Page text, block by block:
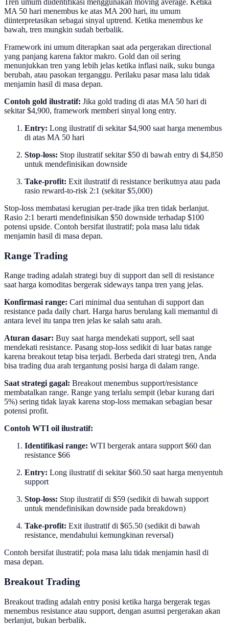
MA 50 hari menembus ke atas MA 200 hari, itu umum
diinterpretasikan sebagai sinyal uptrend. Ketika menembus ke
bawah, tren mungkin sudah berbalik.
Framework ini umum diterapkan saat ada pergerakan directional
yang panjang karena faktor makro. Gold dan oil sering
menunjukkan tren yang lebih jelas ketika inflasi naik, suku bunga
berubah, atau pasokan terganggu. Perilaku pasar masa lalu tidak
menjamin hasil di masa depan.
Contoh gold ilustratif: Jika gold trading di atas MA 50 hari di
sekitar $4,900, framework memberi sinyal long entry.
Entry: Long ilustratif di sekitar $4,900 saat harga menembus
di atas MA 50 hari
Stop-loss: Stop ilustratif sekitar $50 di bawah entry di $4,850
untuk mendefinisikan downside
Take-profit: Exit ilustratif di resistance berikutnya atau pada
rasio reward-to-risk 2:1 (sekitar $5,000)
Stop-loss membatasi kerugian per-trade jika tren tidak berlanjut.
Rasio 2:1 berarti mendefinisikan $50 downside terhadap $100
potensi upside. Contoh bersifat ilustratif; pola masa lalu tidak
menjamin hasil di masa depan.
Range Trading
Range trading adalah strategi buy di support dan sell di resistance
saat harga komoditas bergerak sideways tanpa tren yang jelas.
Konfirmasi range: Cari minimal dua sentuhan di support dan
resistance pada daily chart. Harga harus berulang kali memantul di
antara level itu tanpa tren jelas ke salah satu arah.
Aturan dasar: Buy saat harga mendekati support, sell saat
mendekati resistance. Pasang stop-loss sedikit di luar batas range
karena breakout tetap bisa terjadi. Berbeda dari strategi tren, Anda
bisa trading dua arah tergantung posisi harga di dalam range.
Saat strategi gagal: Breakout menembus support/resistance
membatalkan range. Range yang terlalu sempit (lebar kurang dari
5%) sering tidak layak karena stop-loss memakan sebagian besar
potensi profit.
Contoh WTI oil ilustratif:
Identifikasi range: WTI bergerak antara support $60 dan
resistance $66
Entry: Long ilustratif di sekitar $60.50 saat harga menyentuh
support
Stop-loss: Stop ilustratif di $59 (sedikit di bawah support
untuk mendefinisikan downside pada breakdown)
Take-profit: Exit ilustratif di $65.50 (sedikit di bawah
resistance, mendahului kemungkinan reversal)
Contoh bersifat ilustratif; pola masa lalu tidak menjamin hasil di
masa depan.
Breakout Trading
Breakout trading adalah entry posisi ketika harga bergerak tegas
menembus resistance atau support, dengan asumsi pergerakan akan
berlanjut, bukan berbalik.